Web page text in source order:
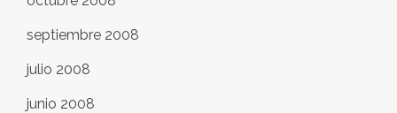
septiembre 2008
julio 2008
junio 2008